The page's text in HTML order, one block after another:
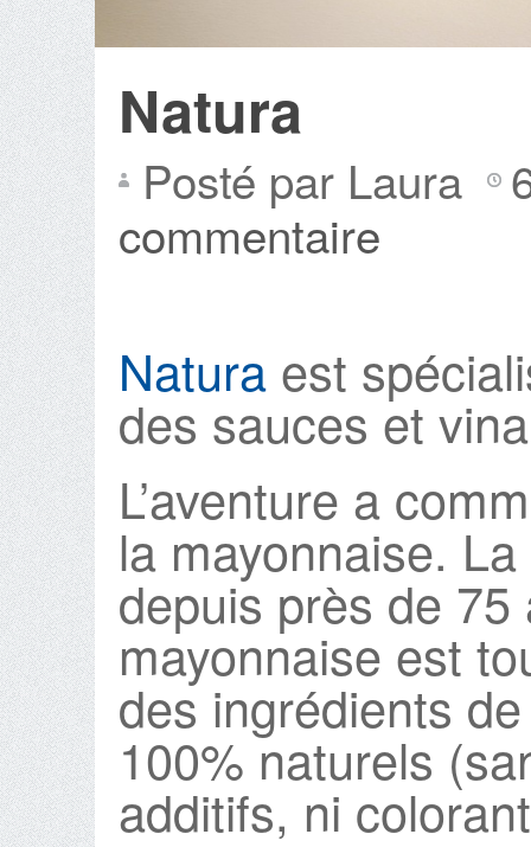
Natura
Posté par Laura
commentaire
Natura est
des sauces et
L’aventure a
la mayonnaise.
depuis près de
mayonnaise est
des ingrédients
100% naturels
additifs, ni